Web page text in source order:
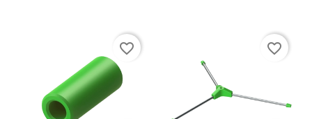
favorite_border favorite_border